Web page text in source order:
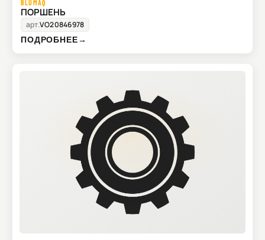
BLUMAQ
ПОРШЕНЬ
арт.VO20846978
ПОДРОБНЕЕ→